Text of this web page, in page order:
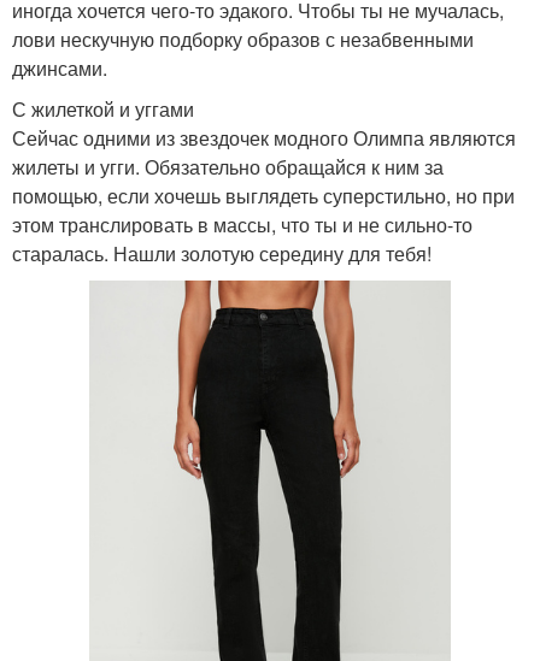
иногда хочется чего-то эдакого. Чтобы ты не мучалась,
лови нескучную подборку образов с незабвенными
джинсами.
С жилеткой и уггами
Сейчас одними из звездочек модного Олимпа являются
жилеты и угги. Обязательно обращайся к ним за
помощью, если хочешь выглядеть суперстильно, но при
этом транслировать в массы, что ты и не сильно-то
старалась. Нашли золотую середину для тебя!